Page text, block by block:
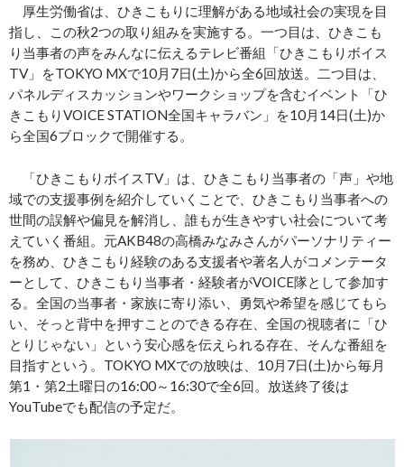
厚生労働省は、ひきこもりに理解がある地域社会の実現を目
指し、この秋2つの取り組みを実施する。一つ目は、ひきこも
り当事者の声をみんなに伝えるテレビ番組「ひきこもりボイス
TV」をTOKYO MXで10月7日(土)から全6回放送。二つ目は、
パネルディスカッションやワークショップを含むイベント「ひ
きこもりVOICE STATION全国キャラバン」を10月14日(土)か
ら全国6ブロックで開催する。
「ひきこもりボイスTV」は、ひきこもり当事者の「声」や地
域での支援事例を紹介していくことで、ひきこもり当事者への
世間の誤解や偏見を解消し、誰もが生きやすい社会について考
えていく番組。元AKB48の高橋みなみさんがパーソナリティー
を務め、ひきこもり経験のある支援者や著名人がコメンテータ
ーとして、ひきこもり当事者・経験者がVOICE隊として参加す
る。全国の当事者・家族に寄り添い、勇気や希望を感じてもら
い、そっと背中を押すことのできる存在、全国の視聴者に「ひ
とりじゃない」という安心感を伝えられる存在、そんな番組を
目指すという。TOKYO MXでの放映は、10月7日(土)から毎月
第1・第2土曜日の16:00～16:30で全6回。放送終了後は
YouTubeでも配信の予定だ。